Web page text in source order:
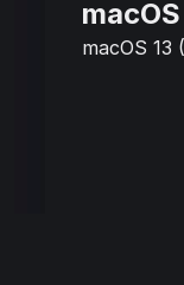
macOS
macOS